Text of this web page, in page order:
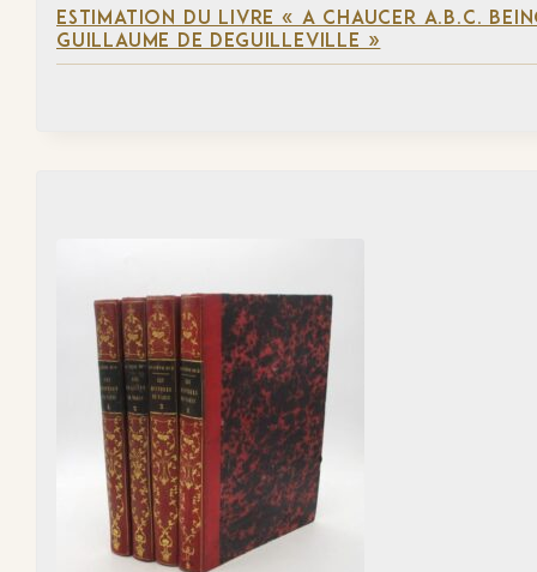
ESTIMATION DU LIVRE « A CHAUCER A.B.C.
GUILLAUME DE DEGUILLEVILLE »